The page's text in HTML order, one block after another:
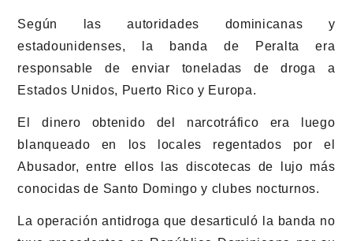
Según las autoridades dominicanas y
estadounidenses, la banda de Peralta era
responsable de enviar toneladas de droga a
Estados Unidos, Puerto Rico y Europa.
El dinero obtenido del narcotráfico era luego
blanqueado en los locales regentados por el
Abusador, entre ellos las discotecas de lujo más
conocidas de Santo Domingo y clubes nocturnos.
La operación antidroga que desarticuló la banda no